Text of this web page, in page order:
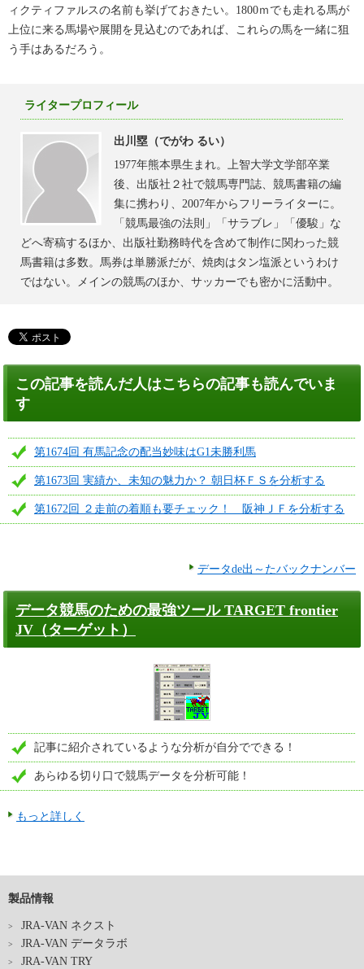
ィクティファルスの名前も挙げておきたい。1800ｍでも走れる馬が
上位に来る馬場や展開を見込むのであれば、これらの馬を一緒に狙
う手はあるだろう。
ライタープロフィール
出川塁（でがわ るい）
1977年熊本県生まれ。上智大学文学部卒業
後、出版社２社で競馬専門誌、競馬書籍の編
集に携わり、2007年からフリーライターに。
「競馬最強の法則」「サラブレ」「優駿」な
どへ寄稿するほか、出版社勤務時代を含めて制作に関わった競
馬書籍は多数。馬券は単勝派だが、焼肉はタン塩派というわけ
ではない。メインの競馬のほか、サッカーでも密かに活動中。
この記事を読んだ人はこちらの記事も読んでいま
す
第1674回 有馬記念の配当妙味はG1未勝利馬
第1673回 実績か、未知の魅力か？ 朝日杯ＦＳを分析する
第1672回 ２走前の着順も要チェック！ 阪神ＪＦを分析する
データde出～たバックナンバー
データ競馬のための最強ツール TARGET frontier
JV（ターゲット）
記事に紹介されているような分析が自分でできる！
あらゆる切り口で競馬データを分析可能！
もっと詳しく
製品情報
JRA-VAN ネクスト
JRA-VAN データラボ
JRA-VAN TRY